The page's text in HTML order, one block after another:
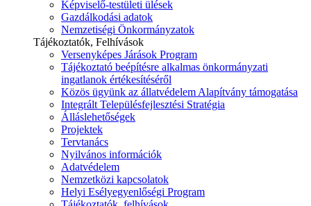
Képviselő-testületi ülések
Gazdálkodási adatok
Nemzetiségi Önkormányzatok
Tájékoztatók, Felhívások
Versenyképes Járások Program
Tájékoztató beépítésre alkalmas önkormányzati
ingatlanok értékesítéséről
Közös ügyünk az állatvédelem Alapítvány támogatása
Integrált Településfejlesztési Stratégia
Álláslehetőségek
Projektek
Tervtanács
Nyilvános információk
Adatvédelem
Nemzetközi kapcsolatok
Helyi Esélyegyenlőségi Program